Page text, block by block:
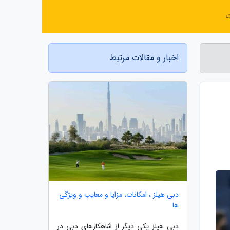
اخبار و مقالات مرتبط
دبی هیلز ، امکانات، مزایا و معایب و ویژگی
ها
دبی هیلز یکی دیگر از شاهکارهای دبی در